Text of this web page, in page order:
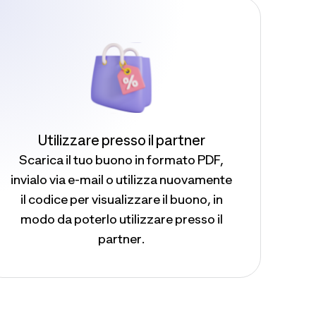
Utilizzare presso il partner
Scarica il tuo buono in formato PDF,
invialo via e-mail o utilizza nuovamente
il codice per visualizzare il buono, in
modo da poterlo utilizzare presso il
partner.